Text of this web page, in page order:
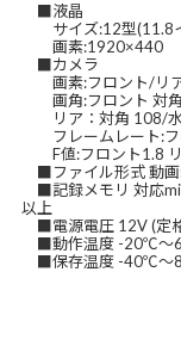
■液晶
サイズ:12型(11.8
画素:1920×440
■カメラ
画素:フロント/リ
画角:フロント 対
リア：対角 108/水
フレームレート:フ
F値:フロント1.8
■ファイル形式 動画
■記録メモリ 対応
以上
■電源電圧 12V (定
■動作温度 -20℃～
■保存温度 -40℃～